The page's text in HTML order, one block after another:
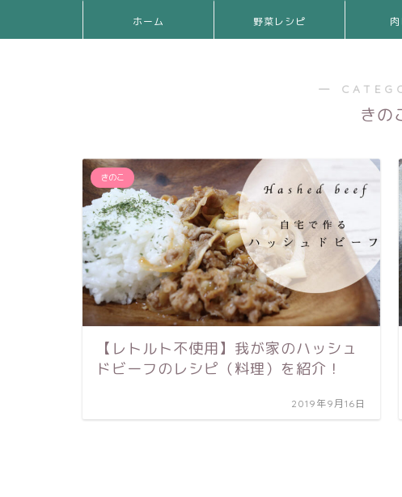
ホーム 野菜レシピ
―
きの
きのこ
【レトルト不使用】我が家のハッシュ
ドビーフのレシピ（料理）を紹介！
2019年9月16日